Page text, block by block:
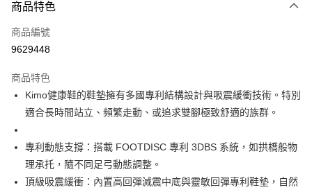
信用卡一次付款
信用卡分期付款
合作金庫商業銀行
華南商業銀行
彰化商業銀行
上海商業儲蓄銀行
台北富邦商業銀行
臺灣中小企業銀行
台中商業銀行
匯豐（台灣）商業銀行
聯邦商業銀行
元大商業銀行
永豐商業銀行
超商取貨付款
LINE Pay
Apple Pay
街口支付
商品特色
商品編號
9629448
商品特色
Kimo健康鞋的鞋墊擁有多國專利結構設計與吸震緩衝技術。特別
適合長時間站立、頻繁走動、或追求雙腳極致舒適的族群。
專利動態支撐：搭載 FOOTDISC 專利 3DBS 系統，如拱橋般物
理承托，隨不同足弓動態調整。
頂級吸震緩衝：內置高回彈減震中底與靈敏回彈專利鞋墊，自然